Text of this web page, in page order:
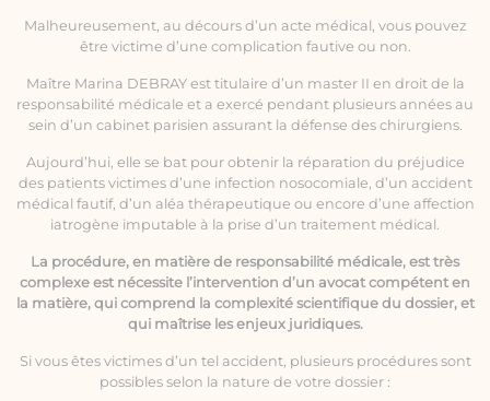
Malheureusement, au décours d’un acte médical, vous pouvez
être victime d’une complication fautive ou non.
Maître Marina DEBRAY est titulaire d’un master II en droit de la
responsabilité médicale et a exercé pendant plusieurs années au
sein d’un cabinet parisien assurant la défense des chirurgiens.
Aujourd’hui, elle se bat pour obtenir la réparation du préjudice
des patients victimes d’une infection nosocomiale, d’un accident
médical fautif, d’un aléa thérapeutique ou encore d’une affection
iatrogène imputable à la prise d’un traitement médical.
La procédure, en matière de responsabilité médicale, est très
complexe est nécessite l’intervention d’un avocat compétent en
la matière, qui comprend la complexité scientifique du dossier, et
qui maîtrise les enjeux juridiques.
Si vous êtes victimes d’un tel accident, plusieurs procédures sont
possibles selon la nature de votre dossier :